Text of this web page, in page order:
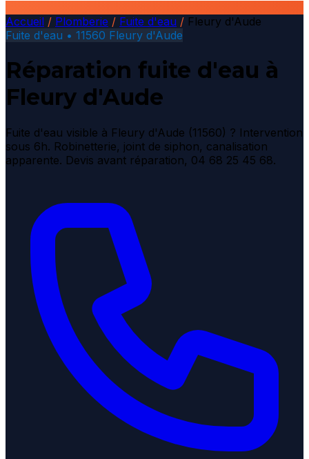
Accueil / Plomberie / Fuite d'eau / Fleury d'Aude
Fuite d'eau • 11560 Fleury d'Aude
Réparation fuite d'eau à
Fleury d'Aude
Fuite d'eau visible à Fleury d'Aude (11560) ? Intervention
sous 6h. Robinetterie, joint de siphon, canalisation
apparente. Devis avant réparation, 04 68 25 45 68.